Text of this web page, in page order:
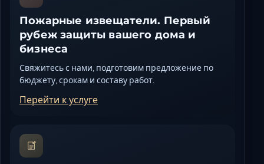
Пожарные извещатели. Первый
рубеж защиты вашего дома и
бизнеса
Свяжитесь с нами, подготовим предложение по
бюджету, срокам и составу работ.
Перейти к услуге